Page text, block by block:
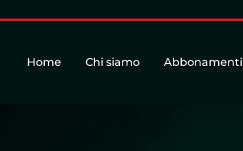
Home Chi siamo Abbonamenti